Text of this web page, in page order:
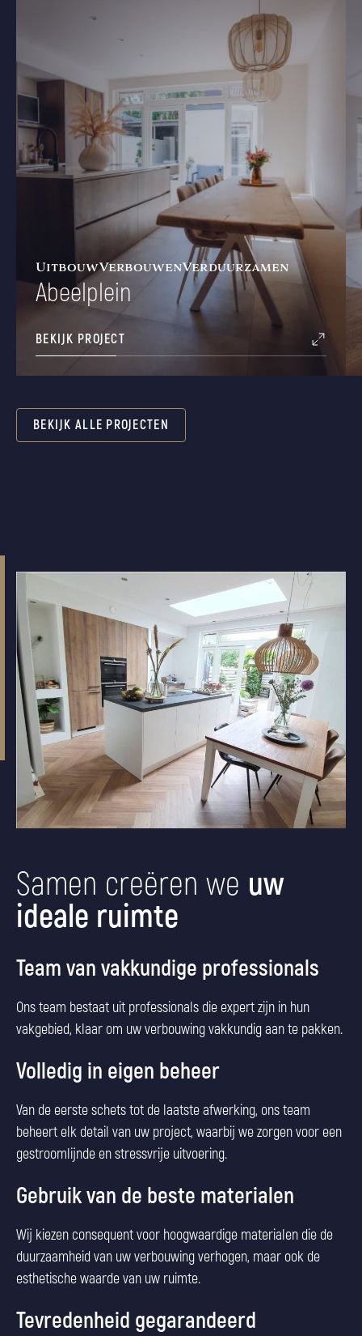
UitbouwVerbouwenVerduurzamen
Abeelplein
BEKIJK PROJECT
BEKIJK ALLE PROJECTEN
Samen creëren we uw
ideale ruimte
Team van vakkundige professionals
Ons team bestaat uit professionals die expert zijn in hun
vakgebied, klaar om uw verbouwing vakkundig aan te pakken.
Volledig in eigen beheer
Van de eerste schets tot de laatste afwerking, ons team
beheert elk detail van uw project, waarbij we zorgen voor een
gestroomlijnde en stressvrije uitvoering.
Gebruik van de beste materialen
Wij kiezen consequent voor hoogwaardige materialen die de
duurzaamheid van uw verbouwing verhogen, maar ook de
esthetische waarde van uw ruimte.
Tevredenheid gegarandeerd